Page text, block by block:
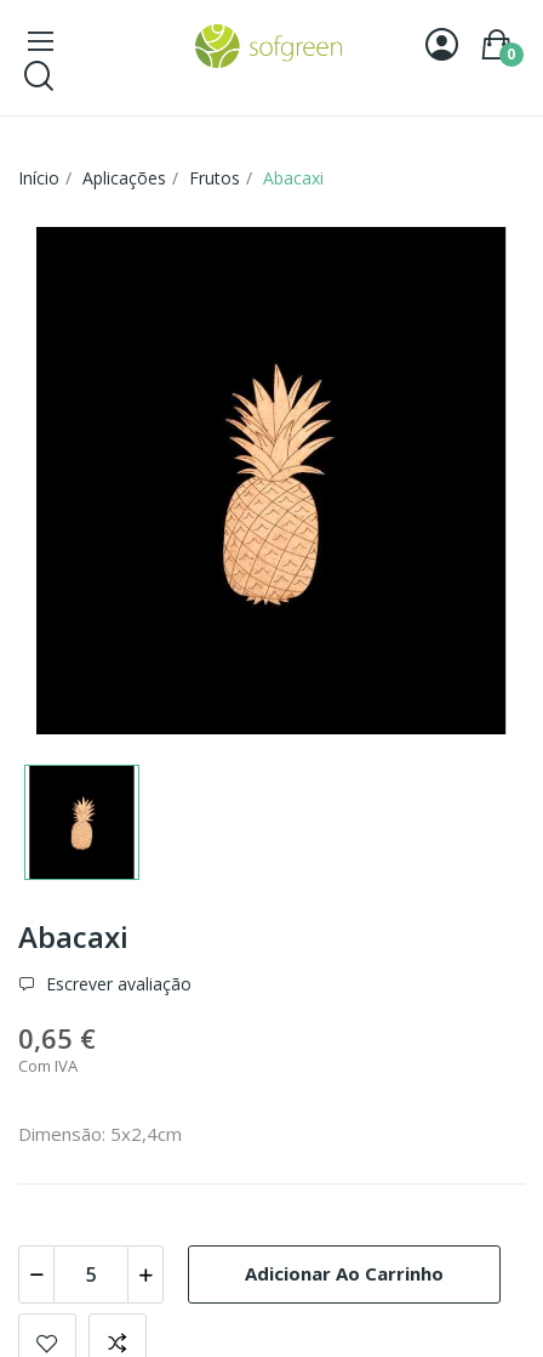
0
Início Aplicações Frutos Abacaxi
Abacaxi
Escrever avaliação
0,65 €
Com IVA
Dimensão: 5x2,4cm
Adicionar Ao Carrinho